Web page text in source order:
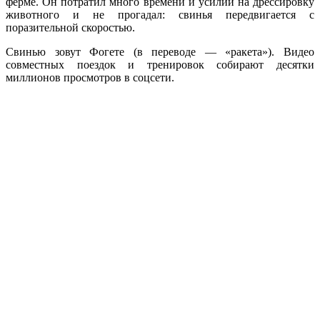
животного и не прогадал: свинья передвигается с
поразительной скоростью.
Свинью зовут Фогете (в переводе — «ракета»). Видео
совместных поездок и тренировок собирают десятки
миллионов просмотров в соцсети.